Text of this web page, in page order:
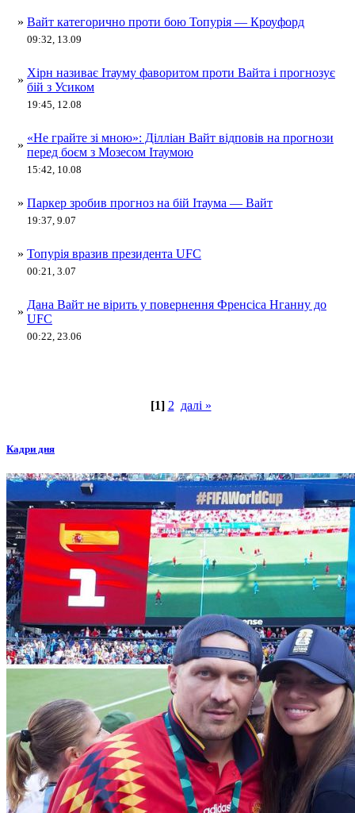
» Вайт категорично проти бою Топурія — Кроуфорд
09:32, 13.09
»
Хірн називає Ітауму фаворитом проти Вайта і прогнозує
бій з Усиком
19:45, 12.08
»
«Не грайте зі мною»: Ділліан Вайт відповів на прогнози
перед боєм з Мозесом Ітаумою
15:42, 10.08
» Паркер зробив прогноз на бій Ітаума — Вайт
19:37, 9.07
» Топурія вразив президента UFC
00:21, 3.07
»
Дана Вайт не вірить у повернення Френсіса Нганну до
UFC
00:22, 23.06
[1] 2 далі »
Кадри дня